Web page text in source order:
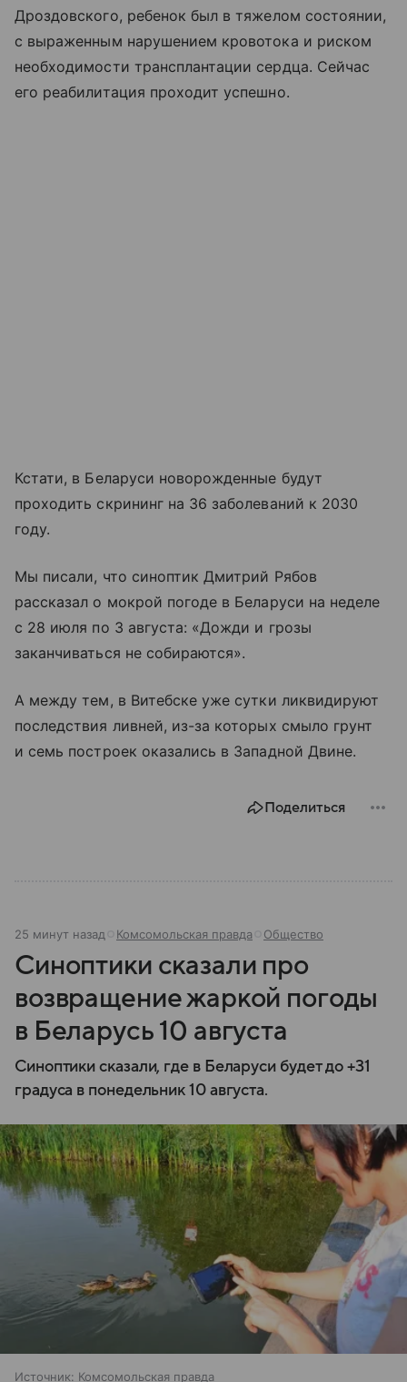
Дроздовского, ребенок был в тяжелом состоянии,
с выраженным нарушением кровотока и риском
необходимости трансплантации сердца. Сейчас
его реабилитация проходит успешно.
Кстати, в Беларуси новорожденные будут
проходить скрининг на 36 заболеваний к 2030
году.
Мы писали, что синоптик Дмитрий Рябов
рассказал о мокрой погоде в Беларуси на неделе
с 28 июля по 3 августа: «Дожди и грозы
заканчиваться не собираются».
А между тем, в Витебске уже сутки ликвидируют
последствия ливней, из-за которых смыло грунт
и семь построек оказались в Западной Двине.
Поделиться
25 минут назад Комсомольская правда Общество
Синоптики сказали про
возвращение жаркой погоды
в Беларусь 10 августа
Синоптики сказали, где в Беларуси будет до +31
градуса в понедельник 10 августа.
Источник: Комсомольская правда